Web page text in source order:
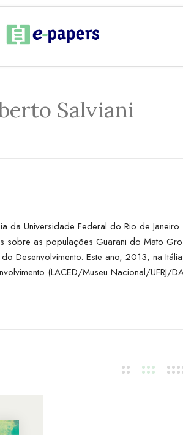
Salviani
Universidade Federal do Rio de Janeiro
as populações Guarani do Mato
Este ano, 2013, na
(LACED/Museu Nacional/UFRJ/